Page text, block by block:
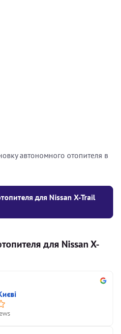
автономного отопителя в
для Nissan X-Trail
для Nissan X-